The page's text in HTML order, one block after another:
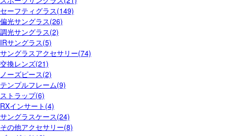
セーフティグラス(149)
偏光サングラス(26)
調光サングラス(2)
IRサングラス(5)
サングラスアクセサリー(74)
交換レンズ(21)
ノーズピース(2)
テンプルフレーム(9)
ストラップ(6)
RXインサート(4)
サングラスケース(24)
その他アクセサリー(8)